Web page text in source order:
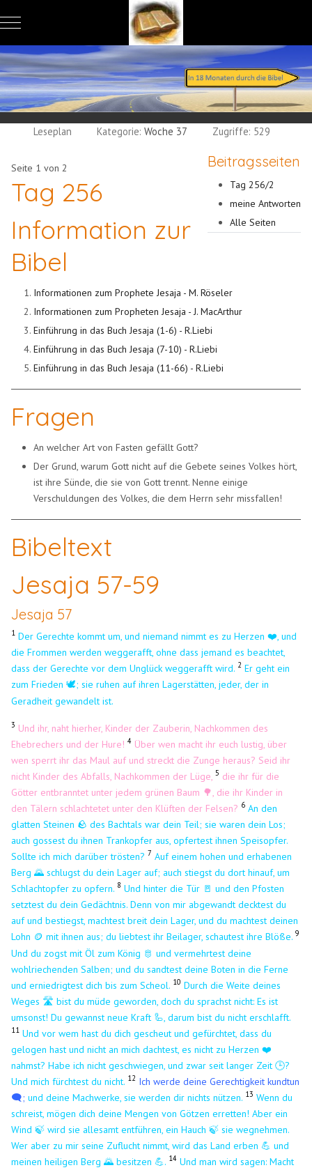
Mobile Menu Toggle
Leseplan Kategorie:Woche 37 Zugriffe: 529
Beitragsseiten
Tag 256/2
meine Antworten
Alle Seiten
Seite 1 von 2
Tag 256
Information zur
Bibel
Informationen zum Prophete Jesaja - M. Röseler
Informationen zum Propheten Jesaja - J. MacArthur
Einführung in das Buch Jesaja (1-6) - R.Liebi
Einführung in das Buch Jesaja (7-10) - R.Liebi
Einführung in das Buch Jesaja (11-66) - R.Liebi
Fragen
An welcher Art von Fasten gefällt Gott?
Der Grund, warum Gott nicht auf die Gebete seines Volkes hört,
ist ihre Sünde, die sie von Gott trennt. Nenne einige
Verschuldungen des Volkes, die dem Herrn sehr missfallen!
Bibeltext
Jesaja 57-59
Jesaja 57
1 Der Gerechte kommt um, und niemand nimmt es zu Herzen ❤️, und
die Frommen werden weggerafft, ohne dass jemand es beachtet,
dass der Gerechte vor dem Unglück weggerafft wird. 2 Er geht ein
zum Frieden🕊️; sie ruhen auf ihren Lagerstätten, jeder, der in
Geradheit gewandelt ist.
3 Und ihr, naht hierher, Kinder der Zauberin, Nachkommen des
Ehebrechers und der Hure!4 Über wen macht ihr euch lustig, über
wen sperrt ihr das Maul auf und streckt die Zunge heraus? Seid ihr
nicht Kinder des Abfalls, Nachkommen der Lüge,5 die ihr für die
Götter entbranntet unter jedem grünen Baum 🌳, die ihr Kinder in
den Tälern schlachtetet unter den Klüften der Felsen? 6 An den
glatten Steinen 🪨 des Bachtals war dein Teil; sie waren dein Los;
auch gossest du ihnen Trankopfer aus, opfertest ihnen Speisopfer.
Sollte ich mich darüber trösten? 7 Auf einem hohen und erhabenen
Berg 🌄 schlugst du dein Lager auf; auch stiegst du dort hinauf, um
Schlachtopfer zu opfern. 8 Und hinter die Tür 🚪 und den Pfosten
setztest du dein Gedächtnis. Denn von mir abgewandt decktest du
auf und bestiegst, machtest breit dein Lager, und du machtest deinen
Lohn 🪙mit ihnen aus; du liebtest ihr Beilager, schautest ihre Blöße.9
Und du zogst mit Öl zum König 🫅 und vermehrtest deine
wohlriechenden Salben; und du sandtest deine Boten in die Ferne
und erniedrigtest dich bis zum Scheol. 10 Durch die Weite deines
Weges 🛣️ bist du müde geworden, doch du sprachst nicht: Es ist
umsonst! Du gewannst neue Kraft 🦾, darum bist du nicht erschlafft.
11 Und vor wem hast du dich gescheut und gefürchtet, dass du
gelogen hast und nicht an mich dachtest, es nicht zu Herzen ❤️
nahmst? Habe ich nicht geschwiegen, und zwar seit langer Zeit 🕒?
Und mich fürchtest du nicht. 12 Ich werde deine Gerechtigkeit kundtun
🗨️; und deine Machwerke, sie werden dir nichts nützen. 13 Wenn du
schreist, mögen dich deine Mengen von Götzen erretten! Aber ein
Wind 🍃 wird sie allesamt entführen, ein Hauch 🍃 sie wegnehmen.
Wer aber zu mir seine Zuflucht nimmt, wird das Land erben 💪 und
meinen heiligen Berg 🌄 besitzen 💪. 14 Und man wird sagen: Macht